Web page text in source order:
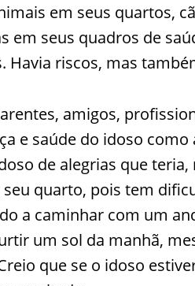
em seus quartos,
em seus quadros de
Havia riscos, mas
amigos,
e saúde do idoso
de alegrias que
quarto, pois tem
a caminhar com um
um sol da manhã,
que se o idoso